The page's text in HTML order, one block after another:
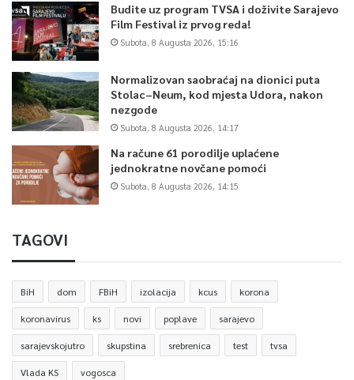
Budite uz program TVSA i doživite Sarajevo
Film Festival iz prvog reda!
Subota, 8 Augusta 2026, 15:16
Normalizovan saobraćaj na dionici puta
Stolac–Neum, kod mjesta Udora, nakon
nezgode
Subota, 8 Augusta 2026, 14:17
Na račune 61 porodilje uplaćene
jednokratne novčane pomoći
Subota, 8 Augusta 2026, 14:15
TAGOVI
BiH dom FBiH izolacija kcus korona
koronavirus ks novi poplave sarajevo
sarajevskojutro skupstina srebrenica test tvsa
Vlada KS vogosca